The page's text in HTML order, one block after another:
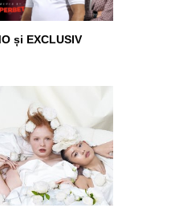
și EXCLUSIV